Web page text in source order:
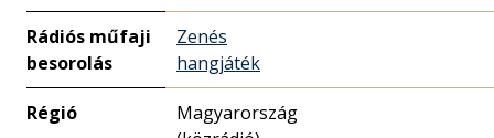
Rádiós műfaji
besorolás
Zenés
hangjáték
Régió
Magyarország